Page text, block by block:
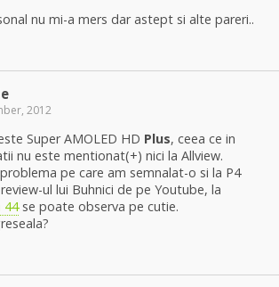
nu mi-a mers dar astept si alte pareri..
2012
Super AMOLED HD Plus, ceea ce in
nu este mentionat(+) nici la Allview.
pe care am semnalat-o si la P4
ul lui Buhnici de pe Youtube, la
44se poate observa pe cutie.